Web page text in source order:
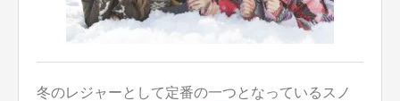
冬のレジャーとして定番の一つとなっているスノ